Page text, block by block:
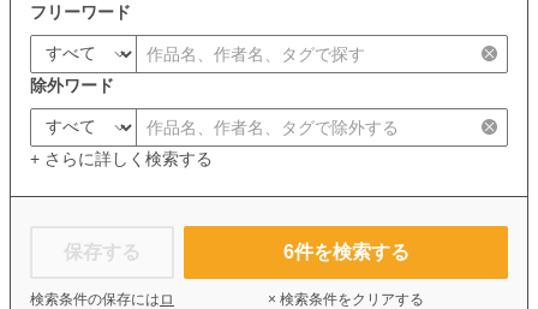
フリーワード
除外ワード
+ さらに詳しく検索する
保存する
検索条件の保存には ロ
6件を検索する
× 検索条件をクリアする